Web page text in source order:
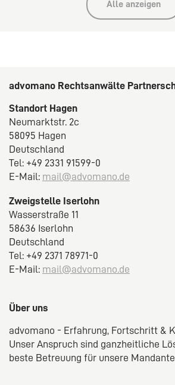
Alle anzeigen
advomano Rechtsanwälte
Standort Hagen
Neumarktstr. 2c
58095 Hagen
Deutschland
Tel: +49 2331 91599-0
E-Mail: mail@advomano.de
Zweigstelle Iserlohn
Wasserstraße 11
58636 Iserlohn
Deutschland
Tel: +49 2371 78971-0
E-Mail: mail@advomano.de
Über uns
advomano - Erfahrung, Fortschritt &
Unser Anspruch sind ganzheitliche
beste Betreuung für unsere